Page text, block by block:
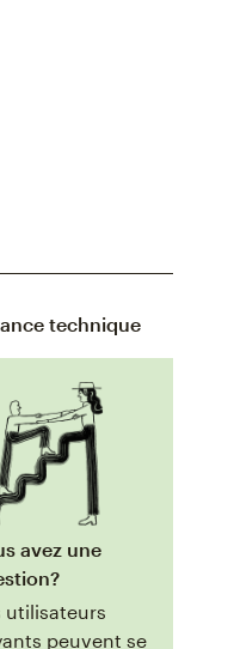
technique
avez une
utilisateurs
peuvent se